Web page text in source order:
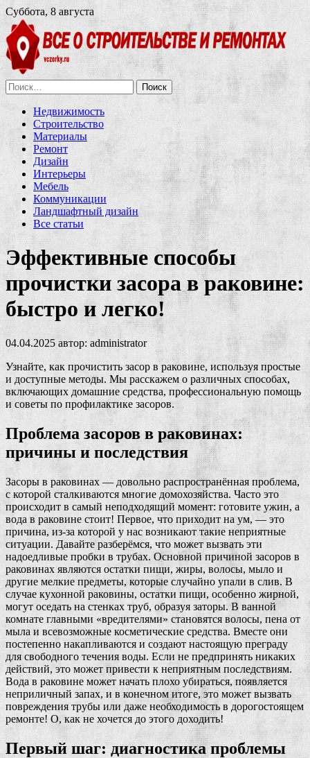
Суббота, 8 августа
Найти:
Недвижимость
Строительство
Материалы
Ремонт
Дизайн
Интерьеры
Мебель
Коммуникации
Ландшафтный дизайн
Все статьи
Эффективные способы
прочистки засора в раковине:
быстро и легко!
04.04.2025 автор: administrator
Узнайте, как прочистить засор в раковине, используя простые
и доступные методы. Мы расскажем о различных способах,
включающих домашние средства, профессиональную помощь
и советы по профилактике засоров.
Проблема засоров в раковинах:
причины и последствия
Засоры в раковинах — довольно распространённая проблема,
с которой сталкиваются многие домохозяйства. Часто это
происходит в самый неподходящий момент: готовите ужин, а
вода в раковине стоит! Первое, что приходит на ум, — это
причина, из-за которой у нас возникают такие неприятные
ситуации. Давайте разберёмся, что может вызвать эти
надоедливые пробки в трубах. Основной причиной засоров в
раковинах являются остатки пищи, жиры, волосы, мыло и
другие мелкие предметы, которые случайно упали в слив. В
случае кухонной раковины, остатки пищи, особенно жирной,
могут оседать на стенках труб, образуя заторы. В ванной
комнате главными «вредителями» становятся волосы, пена от
мыла и всевозможные косметические средства. Вместе они
постепенно накапливаются и создают настоящую преграду
для свободного течения воды. Если не предпринять никаких
действий, это может привести к неприятным последствиям.
Вода в раковине может начать плохо убираться, появляется
неприличный запах, и в конечном итоге, это может вызвать
повреждения трубы или даже необходимость в дорогостоящем
ремонте! О, как не хочется до этого доходить!
Первый шаг: диагностика проблемы